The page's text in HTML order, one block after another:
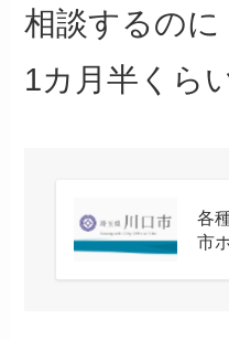
相談するのに
1カ月半くら
各
市